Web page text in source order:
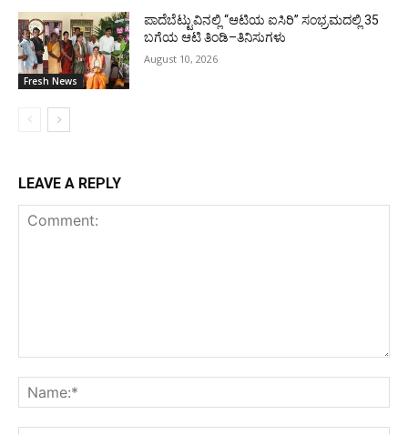
Fresh News
ಪಾದೆಬೆಟ್ಟುವಿನಲ್ಲಿ “ಆಟಿಯ ಐಸಿರಿ’’ ಸಂಭ್ರಮದಲ್ಲಿ 35
ಬಗೆಯ ಆಟಿ ತಿಂಡಿ–ತಿನಿಸುಗಳು
August 10, 2026
LEAVE A REPLY